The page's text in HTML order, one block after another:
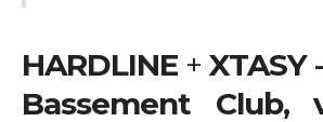
HARDLINE +XTASY
Bassement Club,